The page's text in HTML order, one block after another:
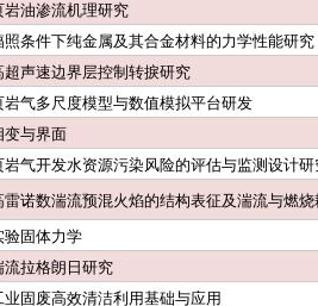
岩油渗流机理研究
照条件下纯金属及其合金材料的力学性能研究
超声速边界层控制转捩研究
岩气多尺度模型与数值模拟平台研发
变与界面
岩气开发水资源污染风险的评估与监测设计研
雷诺数湍流预混火焰的结构表征及湍流与燃
验固体力学
流拉格朗日研究
业固废高效清洁利用基础与应用